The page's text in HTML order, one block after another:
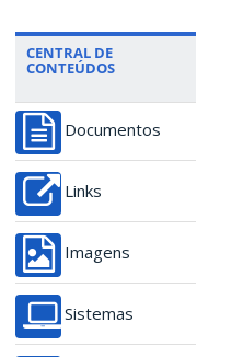
CENTRAL DE
CONTEÚDOS
Documentos
Links
Imagens
Sistemas